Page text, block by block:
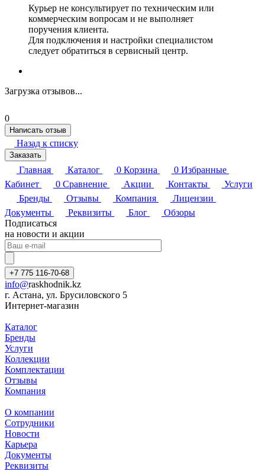
Курьер не консультирует по техническим или
коммерческим вопросам и не выполняет
поручения клиента.
Для подключения и настройки специалистом
следует обратиться в сервисный центр.
Загрузка отзывов...
0
Написать отзыв
Назад к списку
Заказать
Главная Каталог 0 Корзина 0 Избранные
Кабинет
0 Сравнение Акции Контакты
Услуги
Бренды
Отзывы Компания
Лицензии
Документы
Реквизиты Блог
Обзоры
Подписаться
на новости и акции
+7 775 116-70-68
info@raskhodnik.kz
г. Астана, ул. Брусиловского 5
Интернет-магазин
Каталог
Бренды
Услуги
Коллекции
Комплектации
Отзывы
Компания
О компании
Сотрудники
Новости
Карьера
Документы
Реквизиты